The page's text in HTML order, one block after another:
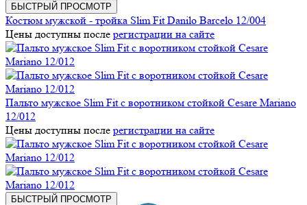
БЫСТРЫЙ ПРОСМОТР
Костюм мужской - тройка Slim Fit Danilo Barcelo 12/004
Цены доступны после регистрации на сайте
Пальто мужское Slim Fit с воротником стойкой Cesare Mariano
12/012
Цены доступны после регистрации на сайте
БЫСТРЫЙ ПРОСМОТР